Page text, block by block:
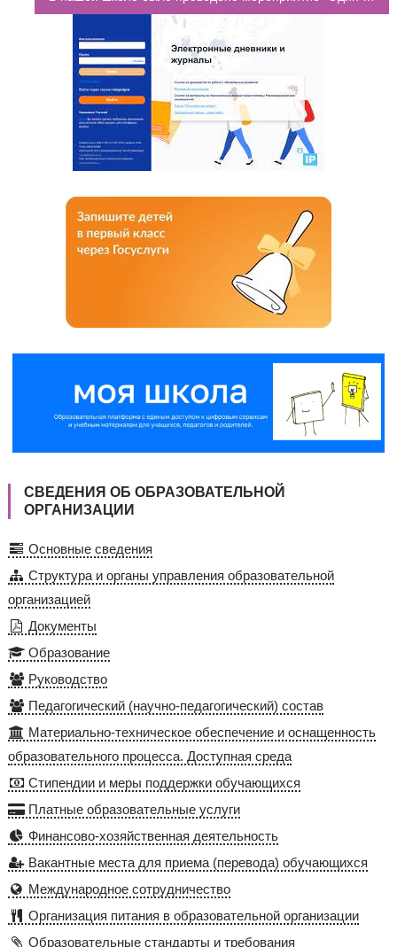
СВЕДЕНИЯ ОБ ОБРАЗОВАТЕЛЬНОЙ
ОРГАНИЗАЦИИ
Основные сведения
Структура и органы управления образовательной
организацией
Документы
Образование
Руководство
Педагогический (научно-педагогический) состав
Материально-техническое обеспечение и оснащенность
образовательного процесса. Доступная среда
Стипендии и меры поддержки обучающихся
Платные образовательные услуги
Финансово-хозяйственная деятельность
Вакантные места для приема (перевода) обучающихся
Международное сотрудничество
Организация питания в образовательной организации
Образовательные стандарты и требования